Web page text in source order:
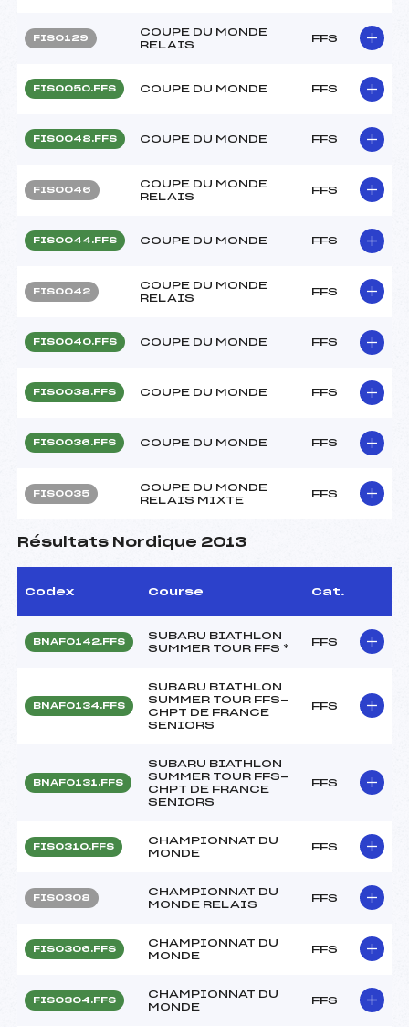
FIS0129
COUPE DU MONDE
RELAIS
FFS
FIS0050.FFS COUPE DU MONDE FFS
FIS0048.FFS COUPE DU MONDE FFS
FIS0046
COUPE DU MONDE
RELAIS
FFS
FIS0044.FFS COUPE DU MONDE FFS
FIS0042
COUPE DU MONDE
RELAIS
FFS
FIS0040.FFS COUPE DU MONDE FFS
FIS0038.FFS COUPE DU MONDE FFS
FIS0036.FFS COUPE DU MONDE FFS
FIS0035
COUPE DU MONDE
RELAIS MIXTE
FFS
Résultats Nordique 2013
Codex Course Cat.
BNAF0142.FFS
SUBARU BIATHLON
SUMMER TOUR FFS *
FFS
BNAF0134.FFS
SUBARU BIATHLON
SUMMER TOUR FFS-
CHPT DE FRANCE
SENIORS
FFS
BNAF0131.FFS
SUBARU BIATHLON
SUMMER TOUR FFS-
CHPT DE FRANCE
SENIORS
FFS
FIS0310.FFS
CHAMPIONNAT DU
MONDE
FFS
FIS0308
CHAMPIONNAT DU
MONDE RELAIS
FFS
FIS0306.FFS
CHAMPIONNAT DU
MONDE
FFS
FIS0304.FFS
CHAMPIONNAT DU
MONDE
FFS